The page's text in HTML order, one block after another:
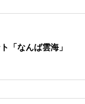
「なんば雲海」